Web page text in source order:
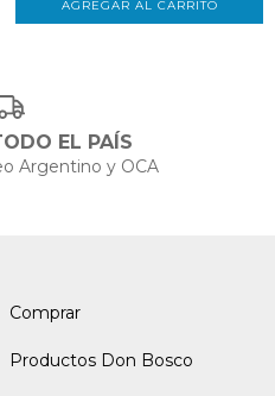
EL PAÍS
Argentino y OCA
Comprar
Productos Don Bosco